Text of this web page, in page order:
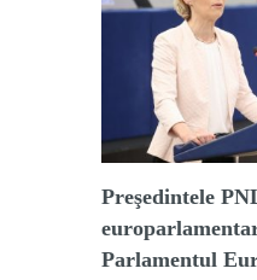
Preşedintele
Parlamentul